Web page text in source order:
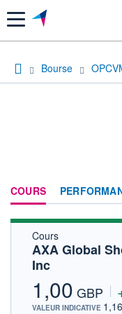
Menu
Bourse
COURS
Cours
AXA Global
Inc
1,00 GBP
VALEUR INDICATIVE